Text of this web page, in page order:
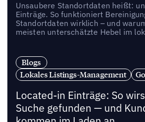
Unsaubere Standortdaten heißt:
Einträge. So funktioniert
Standortdaten wirklich – und
meisten unterschätzte Hebel im
Blogs
Lokales Listings-Management
Located-in Einträge: So
Suche gefunden — und